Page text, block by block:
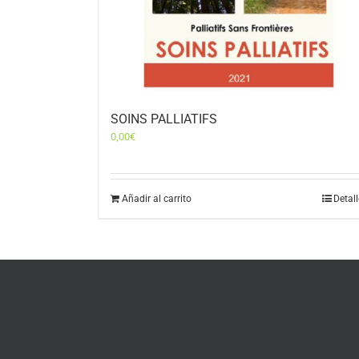
SOINS PALLIATIFS
0,00€
Añadir al carrito